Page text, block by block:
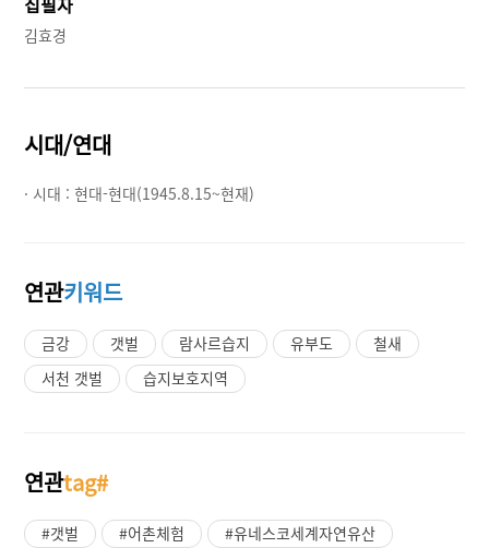
김효경
시대/연대
· 시대 :현대-현대(1945.8.15~현재)
연관키워드
금강 갯벌 람사르습지 유부도
철새
서천 갯벌
습지보호지역
연관tag#
#갯벌 #어촌체험
#유네스코세계자연유산